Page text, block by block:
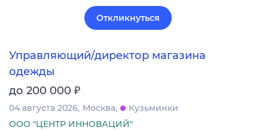
Откликнуться
Управляющий/директор магазина
одежды
до 200 000 ₽
04 августа 2026 Москва
Кузьминки
ООО "ЦЕНТР ИННОВАЦИЙ"